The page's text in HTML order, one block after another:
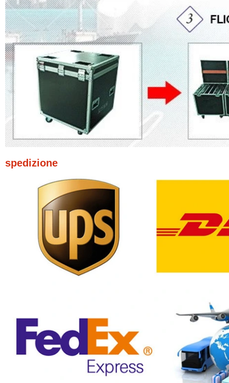
spedizione